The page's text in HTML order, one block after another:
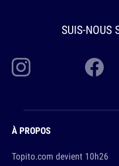
SUIS-NOUS
À PROPOS
Topito.com devient 10h26